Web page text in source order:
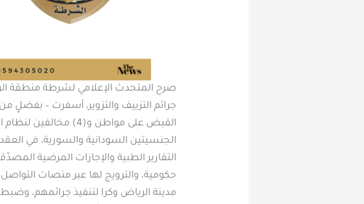
صرح المتحدث الإعلامي لشرطة منطقة
جرائم التزييف والتزوير، أسفرت –
القبض على مواطن و(4)
الجنسيتين السودانية والسورية، في العقد
التقارير الطبية والإجازات المرضية
حكومية، والترويج لها عبر منصات
مدينة الرياض وكرا لتنفيذ جرائمهم،